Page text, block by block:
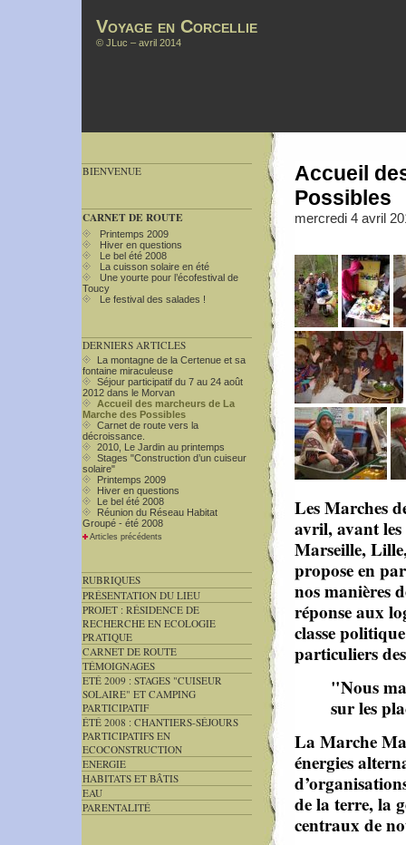
Voyage en Corcellie
© JLuc – avril 2014
Accueil
Possibles
mercredi 4 avril
Les Marches
avril, avant les
Marseille,
propose en
nos manières
réponse aux
classe
particuliers
"Nous
sur les
La Marche
énergies
de la terre, la
centraux de
BIENVENUE
CARNET DE ROUTE
Printemps 2009
Hiver en questions
Le bel été 2008
La cuisson solaire en été
Une yourte pour l’écofestival de
Toucy
Le festival des salades !
DERNIERS ARTICLES
La montagne de la Certenue et sa
fontaine miraculeuse
Séjour participatif du 7 au 24 août
2012 dans le Morvan
Accueil des marcheurs de La
Marche des Possibles
Carnet de route vers la
décroissance.
2010, Le Jardin au printemps
Stages "Construction d’un cuiseur
solaire"
Printemps 2009
Hiver en questions
Le bel été 2008
Réunion du Réseau Habitat
Groupé - été 2008
Articles précédents
RUBRIQUES
PRÉSENTATION DU LIEU
PROJET : RÉSIDENCE DE
RECHERCHE EN ECOLOGIE
PRATIQUE
CARNET DE ROUTE
TÉMOIGNAGES
ETÉ 2009 : STAGES "CUISEUR
SOLAIRE" ET CAMPING
PARTICIPATIF
ÉTÉ 2008 : CHANTIERS-SÉJOURS
PARTICIPATIFS EN
ECOCONSTRUCTION
ENERGIE
HABITATS ET BÂTIS
EAU
PARENTALITÉ